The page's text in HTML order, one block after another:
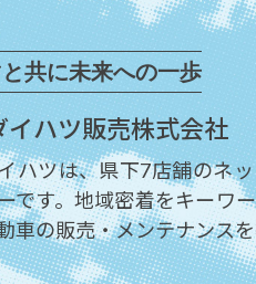
共に未来への一歩
イハツ販売株式会社
ハツは、県下7店舗のネ
です。地域密着をキーワ
車の販売・メンテナンス